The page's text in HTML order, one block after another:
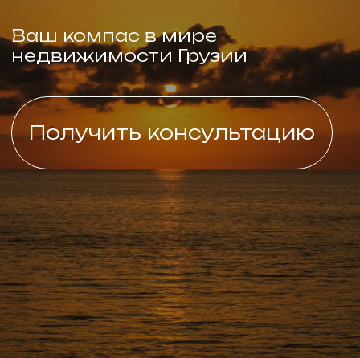
Компания № 1 по продаже новостроек
в Батуми. Мы помогаем купить
недвижимость в Грузии для
собственного проживания, а также,
ORANGE
GROUP